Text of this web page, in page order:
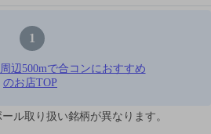
1
辺500mで合コンにおすすめ
のお店TOP
ル取り扱い銘柄が異なります。